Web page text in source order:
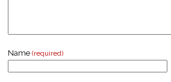
Name (required)